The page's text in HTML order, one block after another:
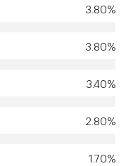
3.80%
3.80%
3.40%
2.80%
1.70%